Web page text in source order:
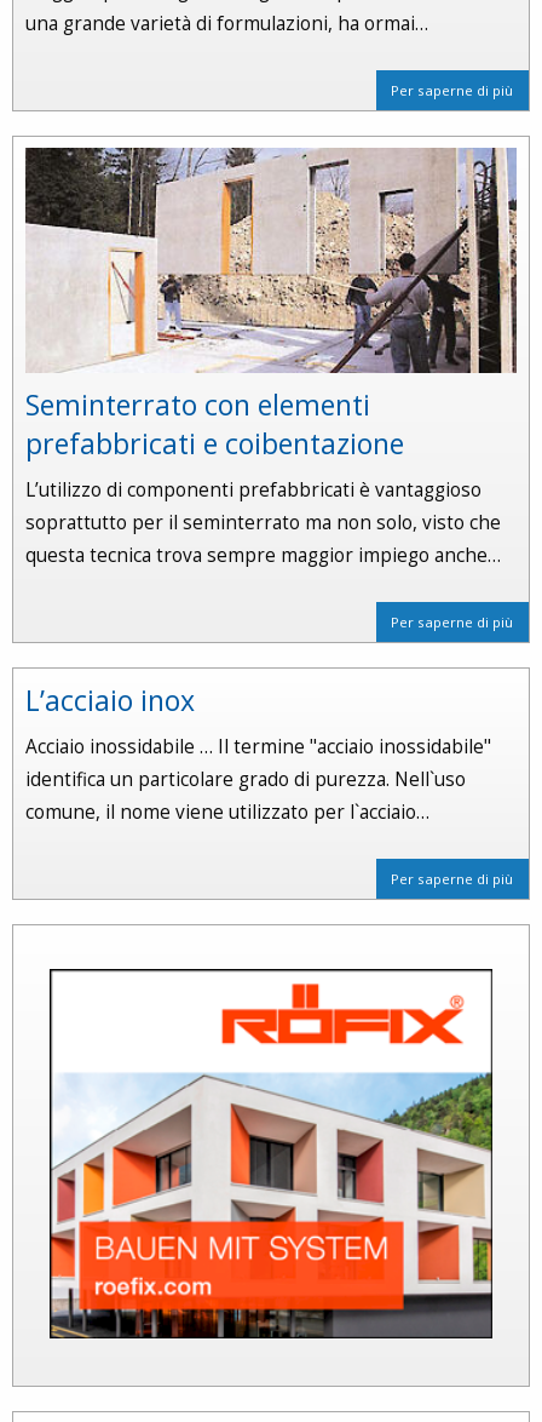
una grande varietà di formulazioni, ha ormai…
Per saperne di più
Seminterrato con elementi
prefabbricati e coibentazione
L’utilizzo di componenti prefabbricati è vantaggioso
soprattutto per il seminterrato ma non solo, visto che
questa tecnica trova sempre maggior impiego anche…
Per saperne di più
L’acciaio inox
Acciaio inossidabile … Il termine "acciaio inossidabile"
identifica un particolare grado di purezza. Nell`uso
comune, il nome viene utilizzato per l`acciaio…
Per saperne di più